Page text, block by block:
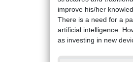
improve his/her
There is a need for a
artificial intelligence.
as investing in new